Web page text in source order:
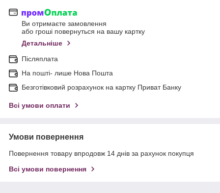
Ви отримаєте замовлення
або гроші повернуться на вашу картку
Детальніше
Післяплата
На пошті- лише Нова Пошта
Безготівковий розрахунок на картку Приват Банку
Всі умови оплати
Умови повернення
Повернення товару впродовж 14 днів за рахунок покупця
Всі умови повернення